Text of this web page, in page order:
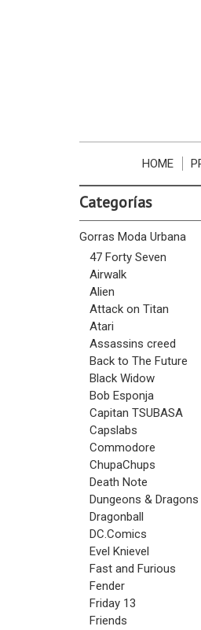
HOME
Categorías
Gorras Moda Urbana
47 Forty Seven
Airwalk
Alien
Attack on Titan
Atari
Assassins creed
Back to The Future
Black Widow
Bob Esponja
Capitan TSUBASA
Capslabs
Commodore
ChupaChups
Death Note
Dungeons & Dragons
Dragonball
DC.Comics
Evel Knievel
Fast and Furious
Fender
Friday 13
Friends